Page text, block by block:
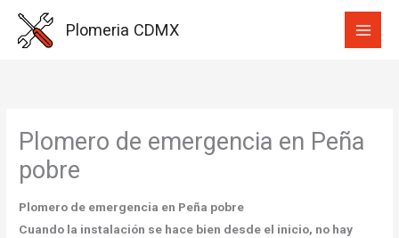
Plomeria CDMX
Plomero de emergencia en Peña
pobre
Plomero de emergencia en Peña pobre
Cuando la instalación se hace bien desde el inicio, no hay